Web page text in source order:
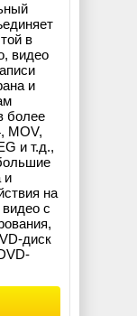
в
видео
и
более
MOV,
и т.д.,
и
на
с
диск